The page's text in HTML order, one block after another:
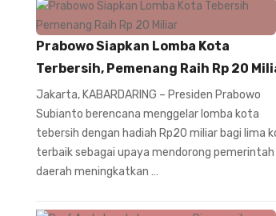
Prabowo Siapkan Lomba Kota
Terbersih, Pemenang Raih Rp 20
Jakarta, KABARDARING – Presiden Prabowo
Subianto berencana menggelar lomba kota
tebersih dengan hadiah Rp20 miliar bagi lima
terbaik sebagai upaya mendorong pemerintah
daerah meningkatkan …